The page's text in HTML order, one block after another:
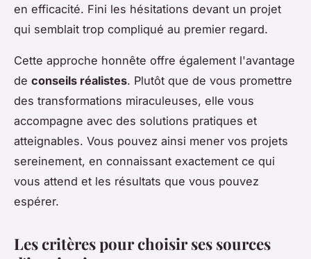
en efficacité. Fini les hésitations devant un projet
qui semblait trop compliqué au premier regard.
Cette approche honnête offre également l'avantage
de conseils réalistes. Plutôt que de vous promettre
des transformations miraculeuses, elle vous
accompagne avec des solutions pratiques et
atteignables. Vous pouvez ainsi mener vos projets
sereinement, en connaissant exactement ce qui
vous attend et les résultats que vous pouvez
espérer.
Les critères pour choisir ses sources